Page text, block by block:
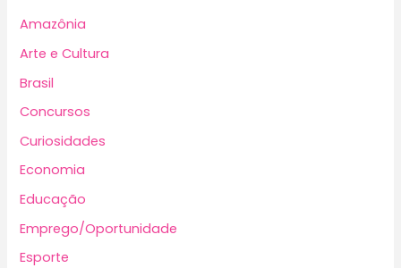
Amazônia
Arte e Cultura
Brasil
Concursos
Curiosidades
Economia
Educação
Emprego/Oportunidade
Esporte